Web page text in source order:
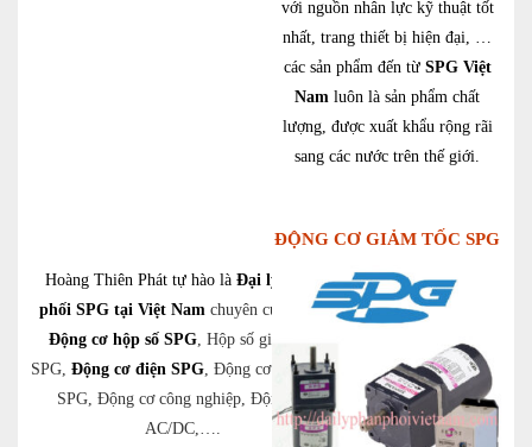
với nguồn nhân lực kỹ thuật tốt
nhất, trang thiết bị hiện đại, …
các sản phẩm đến từ SPG Việt
Nam luôn là sản phẩm chất
lượng, được xuất khẩu rộng rãi
sang các nước trên thế giới.
ĐỘNG CƠ GIẢM TỐC SPG
Hoàng Thiên Phát tự hào là Đại lý phân
phối SPG tại Việt Namchuyên cung cấp:
Động cơ hộp số SPG, Hộp số giảm tốc
SPG, Động cơ điện SPG, Động cơ giảm tốc
SPG, Động cơ công nghiệp, Động cơ
AC/DC,….